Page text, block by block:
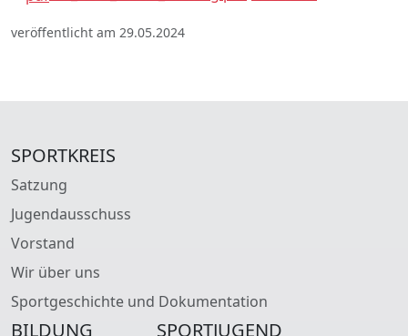
veröffentlicht am 29.05.2024
SPORTKREIS
Satzung
Jugendausschuss
Vorstand
Wir über uns
Sportgeschichte und Dokumentation
BILDUNG SPORTJUGEND